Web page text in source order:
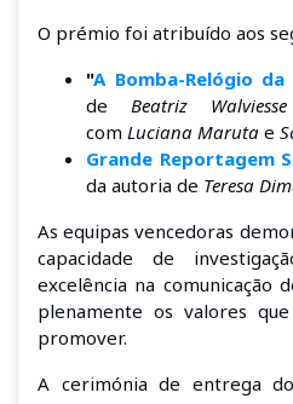
O prémio foi atribuído aos
"A Bomba-Relógio da
de Beatriz
com Luciana Maruta e
Grande Reportagem
da autoria de Teresa
As equipas vencedoras
capacidade de
excelência na comunicação
plenamente os valores
promover.
A cerimónia de entrega